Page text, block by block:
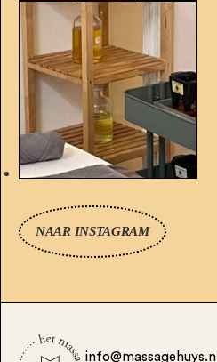
NAAR INSTAGRAM
info@massagehuys.nl